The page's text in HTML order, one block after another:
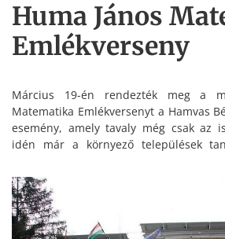
Huma János
Emlékverseny
Március 19-én rendezték meg a
Matematika Emlékversenyt a Hamvas
esemény, amely tavaly még csak az
idén már a környező települések
hogy méltó módon emlékezzenek az
életét a tanításnak és diákjai